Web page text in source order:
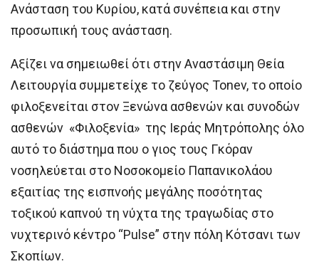
Ανάσταση του Κυρίου, κατά συνέπεια και στην
προσωπική τους ανάσταση.
Αξίζει να σημειωθεί ότι στην Αναστάσιμη Θεία
Λειτουργία συμμετείχε το ζεύγος Tonev, το οποίο
φιλοξενείται στον Ξενώνα ασθενών και συνοδών
ασθενών «Φιλοξενία» της Ιεράς Μητρόπολης όλο
αυτό το διάστημα που ο γιος τους Γκόραν
νοσηλεύεται στο Νοσοκομείο Παπανικολάου
εξαιτίας της εισπνοής μεγάλης ποσότητας
τοξικού καπνού τη νύχτα της τραγωδίας στο
νυχτερινό κέντρο “Pulse” στην πόλη Κότσανι των
Σκοπίων.